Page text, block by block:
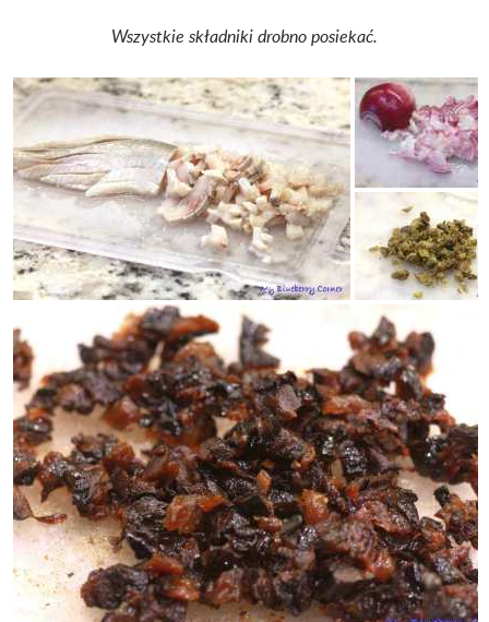
Wszystkie składniki drobno posiekać.